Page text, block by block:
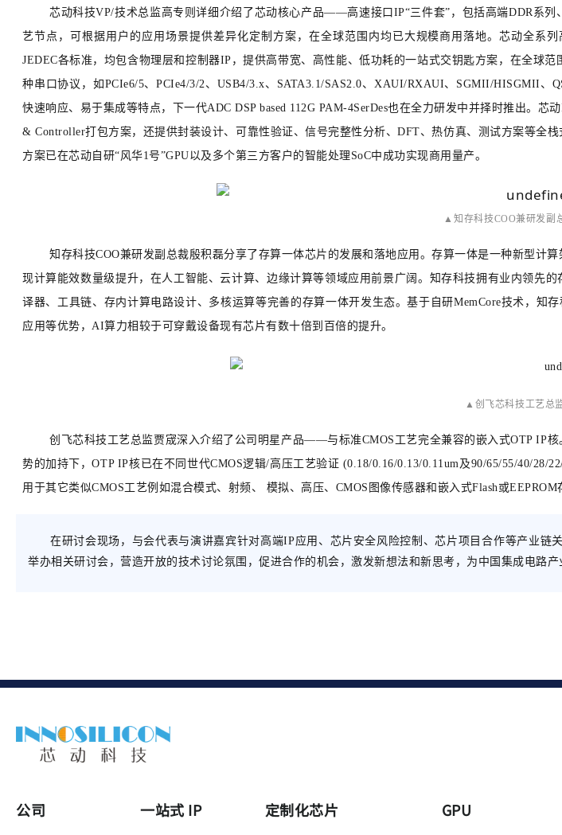
芯动科技VP/技术总监高专则详细介绍了芯动核心产品——高速接口IP“三件套”，包括高端DDR系列
艺节点，可根据用户的应用场景提供差异化定制方案，在全球范围内均已大规模商用落地。芯动全系
JEDEC各标准，均包含物理层和控制器IP，提供高带宽、高性能、低功耗的一站式交钥匙方案，在全球
种串口协议，如PCIe6/5、PCIe4/3/2、USB4/3.x、SATA3.1/SAS2.0、XAUI/RXAUI、SGMII/HISGMII、
快速响应、易于集成等特点，下一代ADC DSP based 112G PAM-4SerDes也在全力研发中并择时推出。
& Controller打包方案，还提供封装设计、可靠性验证、信号完整性分析、DFT、热仿真、测试方案等
方案已在芯动自研“风华1号”GPU以及多个第三方客户的智能处理SoC中成功实现商用量产。
▲知存科技COO兼研发副
知存科技COO兼研发副总裁殷积磊分享了存算一体芯片的发展和落地应用。存算一体是一种新型计
现计算能效数量级提升，在人工智能、云计算、边缘计算等领域应用前景广阔。知存科技拥有业内领先
译器、工具链、存内计算电路设计、多核运算等完善的存算一体开发生态。基于自研MemCore技术，
应用等优势，AI算力相较于可穿戴设备现有芯片有数十倍到百倍的提升。
▲ 创飞芯科技工艺总
创飞芯科技工艺总监贾宬深入介绍了公司明星产品——与标准CMOS工艺完全兼容的嵌入式OTP IP
势的加持下，OTP IP核 已在不同世代CMOS逻辑/高压工艺验证 (0.18/0.16/0.13/0.11um及90/65/55/40/28/
用于其它类似CMOS工艺例如混合模式、射频、 模拟、高压、CMOS图像传感器和嵌入式Flash或EEPROM
在研讨会现场，与会代表与演讲嘉宾针对高端IP应用、芯片安全风险控制、芯片项目合作等产业
举办相关研讨会，营造开放的技术讨论氛围，促进合作的机会，激发新想法和新思考，为中国集成电路产
公司 一站式 IP 定制化芯片 GPU